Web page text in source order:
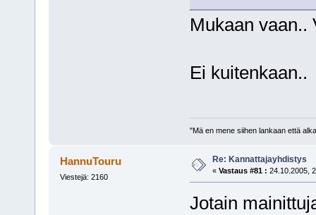
Mukaan
Ei kuitenkaan..
"Mä en mene siihen lankaan että
HannuTouru
Viestejä: 2160
Re: Kannattajayhdistys
« Vastaus #81 : 24.10.2005,
Jotain